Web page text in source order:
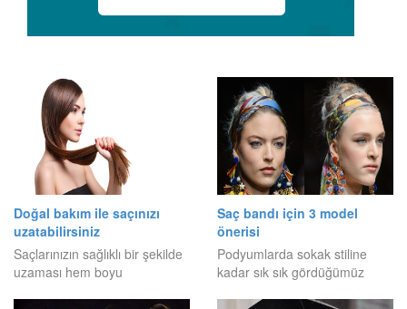
Doğal bakım ile saçınızı
uzatabilirsiniz
Saçlarınızın sağlıklı bir şekilde
uzaması hem boyu
Saç bandı için 3 model
önerisi
Podyumlarda sokak stiline
kadar sık sık gördüğümüz